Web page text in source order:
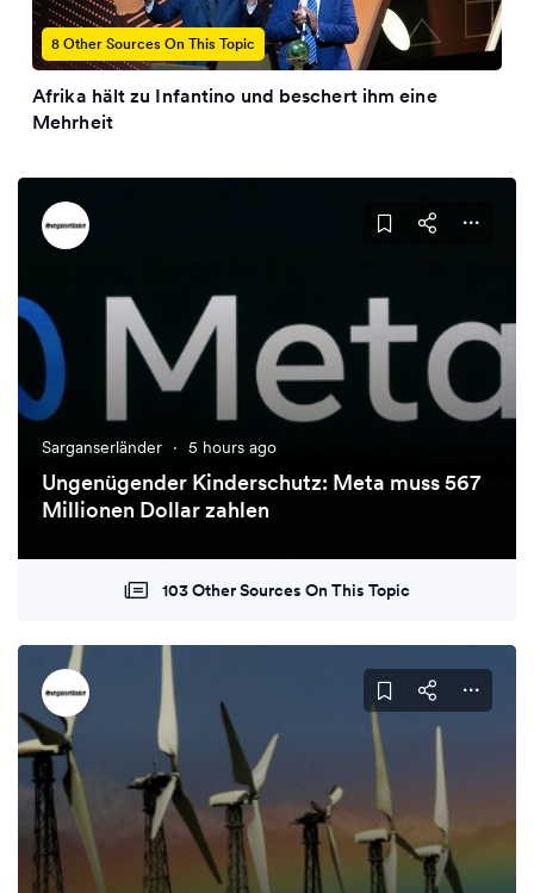
8 Other Sources On This Topic
Afrika hält zu Infantino und beschert ihm eine
Mehrheit
Sarganserländer · 5 hours ago
Ungenügender Kinderschutz: Meta muss 567
Millionen Dollar zahlen
103 Other Sources On This Topic